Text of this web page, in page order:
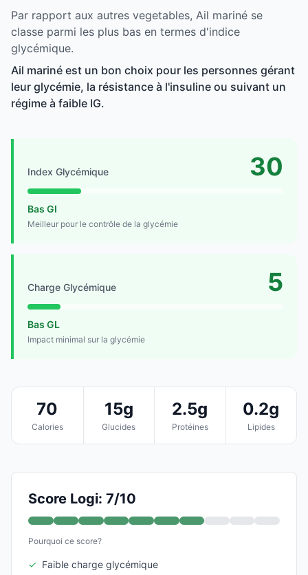
Par rapport aux autres vegetables, Ail mariné se
classe parmi les plus bas en termes d'indice
glycémique.
Ail mariné est un bon choix pour les personnes gérant
leur glycémie, la résistance à l'insuline ou suivant un
régime à faible IG.
Index Glycémique 30
Bas GI
Meilleur pour le contrôle de la glycémie
Charge Glycémique 5
Bas GL
Impact minimal sur la glycémie
70
Calories
15g
Glucides
2.5g
Protéines
0.2g
Lipides
Score Logi: 7/10
Pourquoi ce score?
✓ Faible charge glycémique